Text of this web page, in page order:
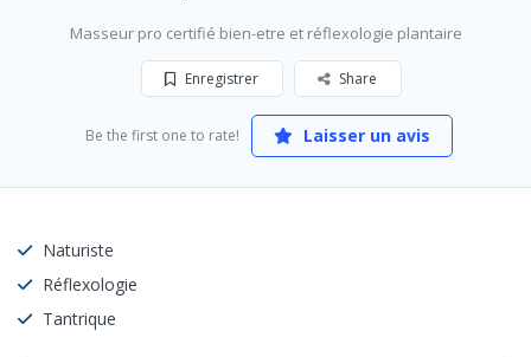
Masseur pro certifié bien-etre et réflexologie plantaire
Enregistrer Share
Be the first one to rate! Laisser un avis
Naturiste
Réflexologie
Tantrique